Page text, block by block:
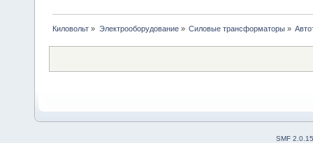
Киловольт » Электрооборудование» Силовые трансформаторы»
SMF 2.0.15